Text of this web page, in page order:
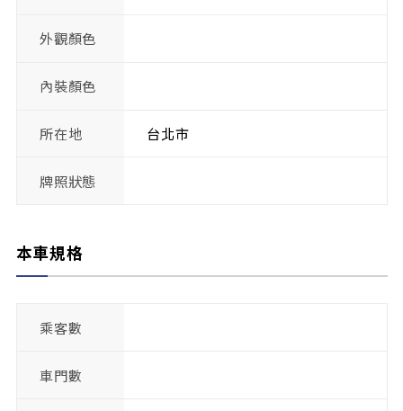
外觀顏色
內裝顏色
所在地 台北市
牌照狀態
本車規格
乘客數
車門數